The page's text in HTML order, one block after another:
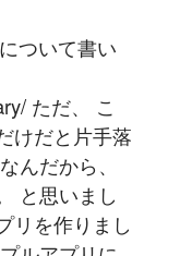
ついて書い
ただ、 こ
けだと片手落
んだから、
と思いまし
リを作りまし